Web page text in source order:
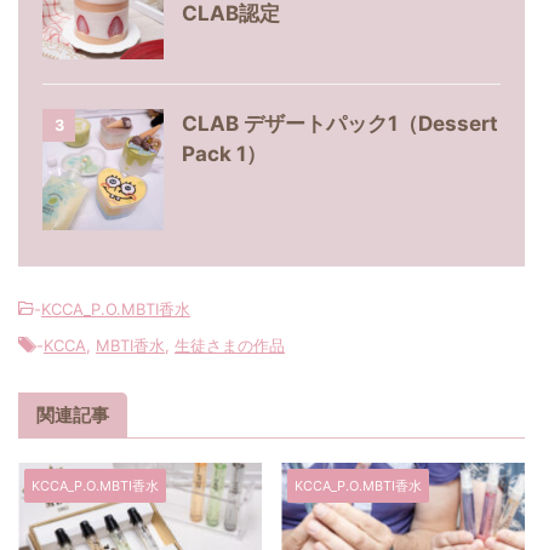
CLAB認定
3
CLAB デザートパック1（Dessert
Pack 1）
-KCCA_P.O.MBTI香水
-KCCA MBTI香水 生徒さまの作品
関連記事
KCCA_P.O.MBTI香水 KCCA_P.O.MBTI香水